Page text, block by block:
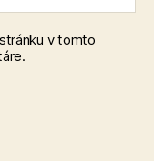
v tomto